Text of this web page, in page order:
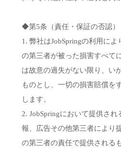
◆第5条（責任・保証の否認）
1. 弊社はJobSpringの利用に
の第三者が被った損害すべて
は故意の過失がない限り、い
ものとし、一切の損害賠償を
します。
2. JobSpringにおいて提供さ
報、広告その他第三者により
の第三者の責任で提供される